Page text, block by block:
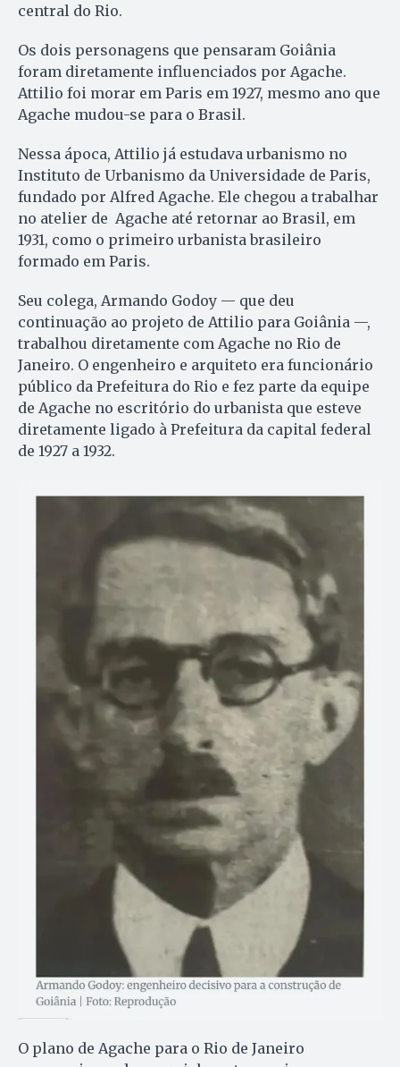
central do Rio.
Os dois personagens que pensaram Goiânia
foram diretamente influenciados por Agache.
Attilio foi morar em Paris em 1927, mesmo ano que
Agache mudou-se para o Brasil.
Nessa ápoca, Attilio já estudava urbanismo no
Instituto de Urbanismo da Universidade de Paris,
fundado por Alfred Agache. Ele chegou a trabalhar
no atelier de Agache até retornar ao Brasil, em
1931, como o primeiro urbanista brasileiro
formado em Paris.
Seu colega, Armando Godoy — que deu
continuação ao projeto de Attilio para Goiânia —,
trabalhou diretamente com Agache no Rio de
Janeiro. O engenheiro e arquiteto era funcionário
público da Prefeitura do Rio e fez parte da equipe
de Agache no escritório do urbanista que esteve
diretamente ligado à Prefeitura da capital federal
de 1927 a 1932.
O plano de Agache para o Rio de Janeiro